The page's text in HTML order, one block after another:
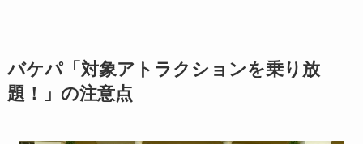
バケパ「対象アトラクションを乗り放
題！」の注意点